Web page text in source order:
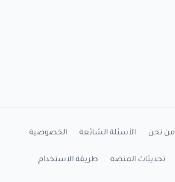
من نحن الأسئلة الشائعة الخصوصية
تحديثات المنصة طريقة الاستخدام